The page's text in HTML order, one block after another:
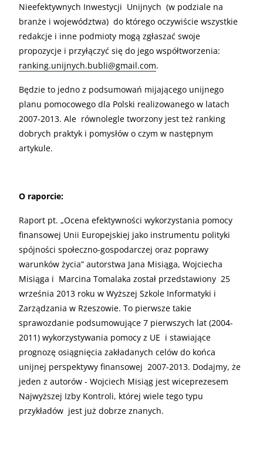
Nieefektywnych Inwestycji Unijnych (w podziale na
branże i województwa) do którego oczywiście wszystkie
redakcje i inne podmioty mogą zgłaszać swoje
propozycje i przyłączyć się do jego współtworzenia:
ranking.unijnych.bubli@gmail.com.
Będzie to jedno z podsumowań mijającego unijnego
planu pomocowego dla Polski realizowanego w latach
2007-2013. Ale równolegle tworzony jest też ranking
dobrych praktyk i pomysłów o czym w następnym
artykule.
O raporcie:
Raport pt. „Ocena efektywności wykorzystania pomocy
finansowej Unii Europejskiej jako instrumentu polityki
spójności społeczno-gospodarczej oraz poprawy
warunków życia” autorstwa Jana Misiąga, Wojciecha
Misiąga i Marcina Tomalaka został przedstawiony 25
września 2013 roku w Wyższej Szkole Informatyki i
Zarządzania w Rzeszowie. To pierwsze takie
sprawozdanie podsumowujące 7 pierwszych lat (2004-
2011) wykorzystywania pomocy z UE i stawiające
prognozę osiągnięcia zakładanych celów do końca
unijnej perspektywy finansowej 2007-2013. Dodajmy, że
jeden z autorów - Wojciech Misiąg jest wiceprezesem
Najwyższej Izby Kontroli, której wiele tego typu
przykładów jest już dobrze znanych.